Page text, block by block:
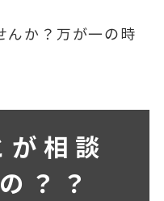
んか？万が一の時
が相談
？？